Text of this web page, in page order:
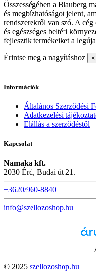
Összességében a Blauberg
és megbízhatóságot jelent,
rendszerekről van szó. A
és egészséges beltéri
fejlesztik termékeiket a
Érintse meg a nagyításhoz ×
Információk
Általános Szerződési
Adatkezelési
Elállás a szerződéstől
Kapcsolat
Namaka kft.
2030 Érd, Budai út 21.
+3620/960-8840
info@szellozoshop.hu
© 2025 szellozoshop.hu